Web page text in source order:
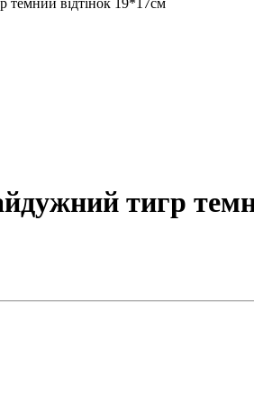
темний відтінок 19*17см
тигр